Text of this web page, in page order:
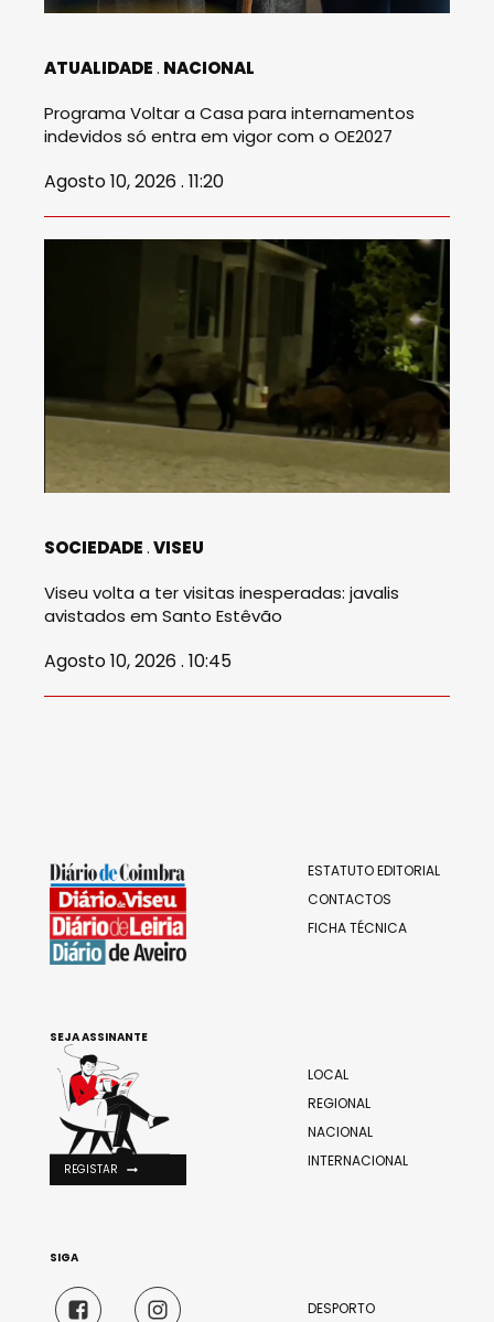
ATUALIDADE NACIONAL
Programa Voltar a Casa para internamentos
indevidos só entra em vigor com o OE2027
Agosto 10, 2026 . 11:20
SOCIEDADE VISEU
Viseu volta a ter visitas inesperadas: javalis
avistados em Santo Estêvão
Agosto 10, 2026 . 10:45
ESTATUTO EDITORIAL
CONTACTOS
FICHA TÉCNICA
LOCAL
REGIONAL
NACIONAL
INTERNACIONAL
DESPORTO
SEJA ASSINANTE
REGISTAR
SIGA